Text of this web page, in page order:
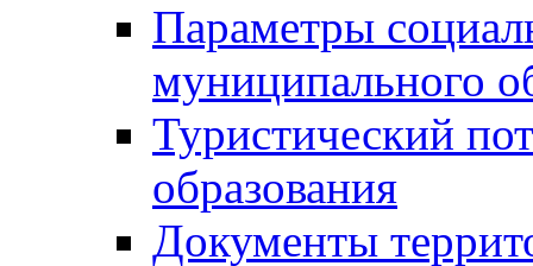
Параметры
муниципального
Туристический
образования
Документы